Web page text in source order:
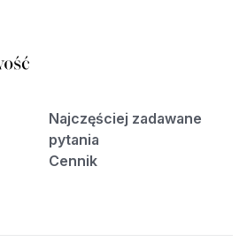
Najczęściej zadawane
pytania
Cennik